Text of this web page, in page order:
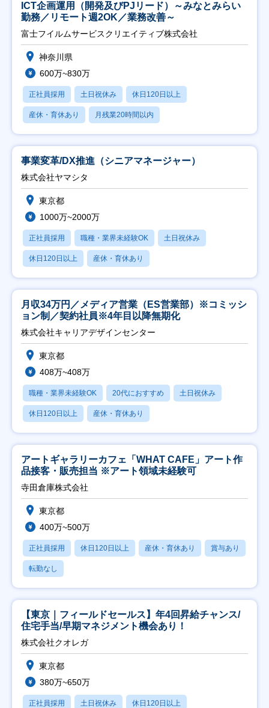
ICT企画運用（開発及びPJリード）～みなとみらい
勤務／リモート週2OK／業務改善～
富士フイルムサービスクリエイティブ株式会社
神奈川県
600万~830万
正社員採用 土日祝休み 休日120日以上
産休・育休あり 月残業20時間以内
事業変革/DX推進（シニアマネージャー）
株式会社ヤマシタ
東京都
1000万~2000万
正社員採用 職種・業界未経験OK 土日祝休み
休日120日以上 産休・育休あり
月収34万円／メディア営業（ES営業部）※コミッシ
ョン制／契約社員※4年目以降無期化
株式会社キャリアデザインセンター
東京都
408万~408万
職種・業界未経験OK 20代におすすめ 土日祝休み
休日120日以上 産休・育休あり
アートギャラリーカフェ「WHAT CAFE」アート作
品接客・販売担当 ※アート領域未経験可
寺田倉庫株式会社
東京都
400万~500万
正社員採用 休日120日以上 産休・育休あり 賞与あり
転勤なし
【東京｜フィールドセールス】年4回昇給チャンス/
住宅手当/早期マネジメント機会あり！
株式会社クオレガ
東京都
380万~650万
正社員採用 土日祝休み 休日120日以上